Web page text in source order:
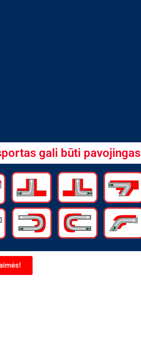
gali būti pavojingas